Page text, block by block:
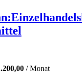
/ Monat